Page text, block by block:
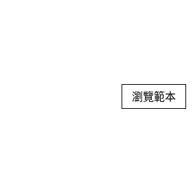
瀏覽範本